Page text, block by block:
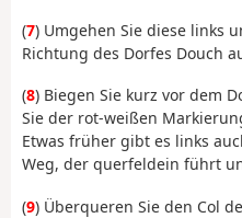
(7) Umgehen Sie diese links
Richtung des Dorfes Douch
(8) Biegen Sie kurz vor dem
Sie der rot-weißen
Etwas früher gibt es links
Weg, der querfeldein führt
(9) Überqueren Sie den Col